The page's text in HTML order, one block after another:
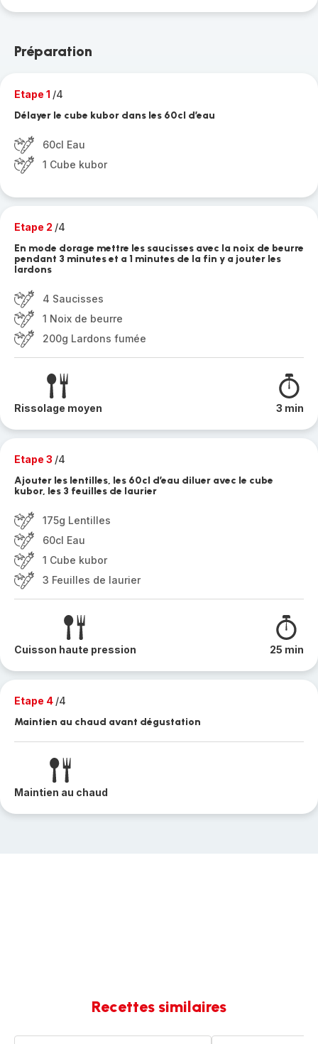
Préparation
Etape 1 /4
Délayer le cube kubor dans les 60cl d’eau
60cl Eau
1 Cube kubor
Etape 2 /4
En mode dorage mettre les saucisses avec la noix de beurre
pendant 3 minutes et a 1 minutes de la fin y a jouter les
lardons
4 Saucisses
1 Noix de beurre
200g Lardons fumée
Rissolage moyen 3 min
Etape 3 /4
Ajouter les lentilles, les 60cl d’eau diluer avec le cube
kubor, les 3 feuilles de laurier
175g Lentilles
60cl Eau
1 Cube kubor
3 Feuilles de laurier
Cuisson haute pression 25 min
Etape 4 /4
Maintien au chaud avant dégustation
Maintien au chaud
Recettes similaires